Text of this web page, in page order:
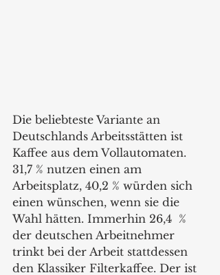
Die beliebteste Variante an
Deutschlands Arbeitsstätten ist
Kaffee aus dem Vollautomaten.
31,7 % nutzen einen am
Arbeitsplatz, 40,2 % würden sich
einen wünschen, wenn sie die
Wahl hätten. Immerhin 26,4  %
der deutschen Arbeitnehmer
trinkt bei der Arbeit stattdessen
den Klassiker Filterkaffee. Der ist